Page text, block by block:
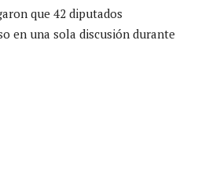
que 42 diputados
en una sola discusión durante